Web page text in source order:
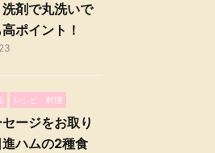
洗剤で丸洗いで
ポイント！
レシピ・料理
ージをお取り
ハムの2種食